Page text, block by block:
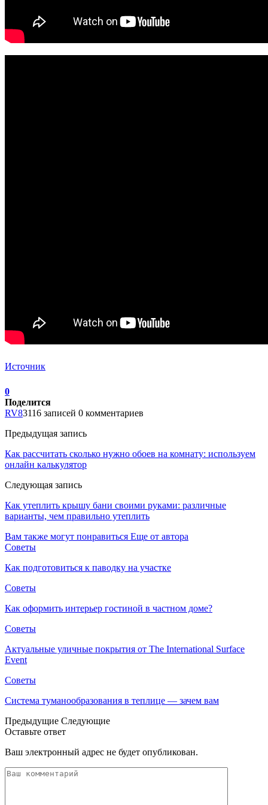
Источник
0
Поделится
RV83116 записей 0 комментариев
Предыдущая запись
Как рассчитать сколько нужно обоев на комнату: используем
онлайн калькулятор
Следующая запись
Как утеплить крышу бани своими руками: различные
варианты, чем правильно утеплить
Вам также могут понравиться Еще от автора
Советы
Как подготовиться к паводку на участке
Советы
Как оформить интерьер гостиной в частном доме?
Советы
Актуальные уличные покрытия от The International Surface
Event
Советы
Система туманообразования в теплице — зачем вам
Предыдущие Следующие
Оставьте ответ
Ваш электронный адрес не будет опубликован.